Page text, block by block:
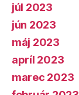
júl 2023
jún 2023
máj 2023
apríl 2023
marec 2023